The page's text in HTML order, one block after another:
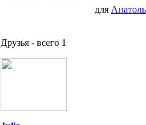
для
Друзья - всего 1